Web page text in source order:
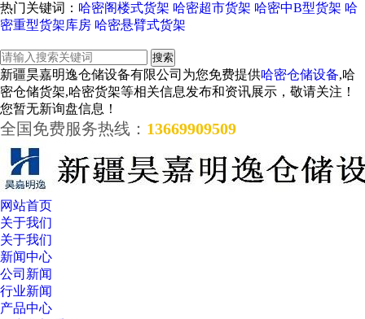
热门关键词： 哈密阁楼式货架 哈密超市货架 哈密中B型货架 哈
密重型货架库房 哈密悬臂式货架
新疆昊嘉明逸仓储设备有限公司为您免费提供哈密仓储设备,哈
密仓储货架,哈密货架等相关信息发布和资讯展示，敬请关注！
您暂无新询盘信息！
全国免费服务热线： 13669909509
网站首页
关于我们
关于我们
新闻中心
公司新闻
行业新闻
产品中心